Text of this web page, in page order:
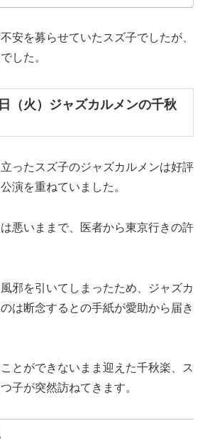
安を募らせていたスズ子でしたが、
した。
（火）ジャズカルメンの千秋
ったスズ子のジャズカルメンは好評
演を重ねていました。
悪いままで、医者から東京行きの許
邪を引いてしまったため、ジャズカ
は断念するとの手紙が愛助から届き
とができないまま迎えた千秋楽、ス
子が突然訪ねてきます。